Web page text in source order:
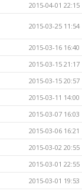
2015-04-01 22:15
2015-03-25 11:54
2015-03-16 16:40
2015-03-15 21:17
2015-03-15 20:57
2015-03-11 14:00
2015-03-07 16:03
2015-03-06 16:21
2015-03-02 20:55
2015-03-01 22:55
2015-03-01 19:53